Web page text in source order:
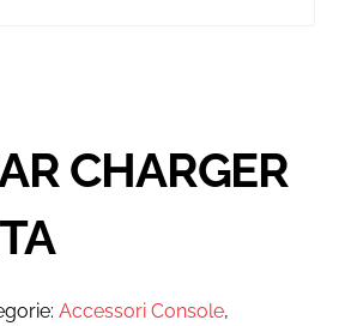
CHARGER
Accessori Console,